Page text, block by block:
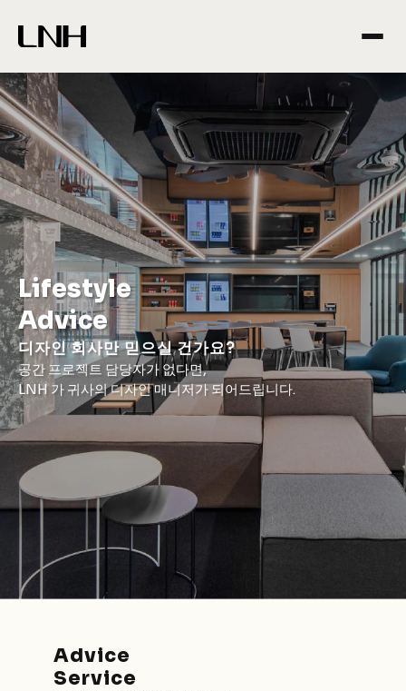
Lifestyle
Advice
디자인 회사만 믿으실 건가요?
공간 프로젝트 담당자가 없다면,
LNH 가 귀사의 디자인 매니저가 되어드립니다.
Advice
Service